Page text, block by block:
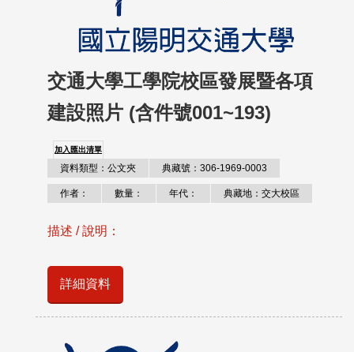
交通大學工學院校區發展暨各項
建設照片 (含件號001~193)
加入匯出清單
資料類型：公文夾 典藏號：306-1969-0003
作者： 數量： 年代： 典藏地：交大校區
描述 / 說明：
詳細資料